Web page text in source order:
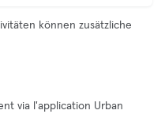
können zusätzliche
via l'application Urban